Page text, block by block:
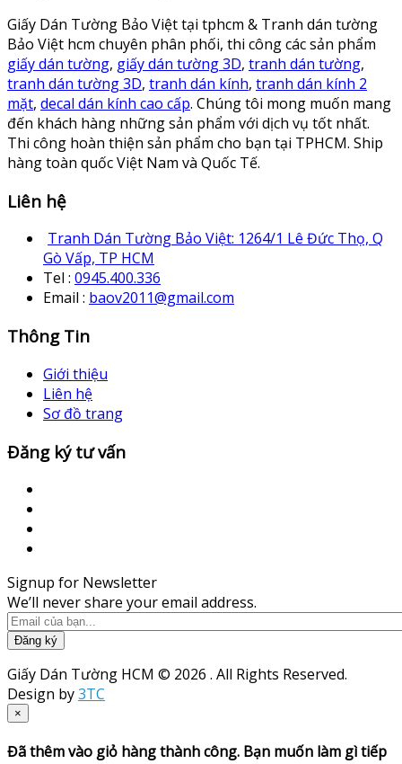
Giấy Dán Tường Bảo Việt tại tphcm & Tranh dán tường
Bảo Việt hcm chuyên phân phối, thi công các sản phẩm
giấy dán tường, giấy dán tường 3D, tranh dán tường,
tranh dán tường 3D, tranh dán kính, tranh dán kính 2
mặt, decal dán kính cao cấp. Chúng tôi mong muốn mang
đến khách hàng những sản phẩm với dịch vụ tốt nhất.
Thi công hoàn thiện sản phẩm cho bạn tại TPHCM. Ship
hàng toàn quốc Việt Nam và Quốc Tế.
Liên hệ
Tranh Dán Tường Bảo Việt: 1264/1 Lê Đức Thọ, Q
Gò Vấp, TP HCM
Tel : 0945.400.336
Email : baov2011@gmail.com
Thông Tin
Giới thiệu
Liên hệ
Sơ đồ trang
Đăng ký tư vấn
Signup for Newsletter
We’ll never share your email address.
Đăng ký
Giấy Dán Tường HCM © 2026 . All Rights Reserved.
Design by3TC
×
Đã thêm vào giỏ hàng thành công. Bạn muốn làm gì tiếp